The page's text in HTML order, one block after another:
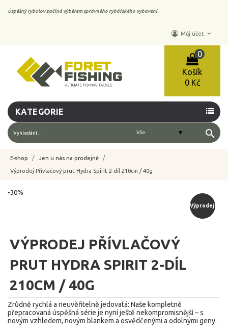
Úspěšný rybolov začíná výběrem správného rybářského vybavení.
Můj účet keyboard_arrow_down
Košík
0
0 Kč
KATEGORIE
search
E-shop Jen u nás na prodejně
Výprodej Přívlačový prut Hydra Spirit 2-díl 210cm / 40g
Výprodej!
-30%
VÝPRODEJ PŘÍVLAČOVÝ
PRUT HYDRA SPIRIT 2-DÍL
210CM / 40G
Zrůdně rychlá a neuvěřitelně jedovatá: Naše kompletně
přepracovaná úspěšná série je nyní ještě nekompromisnější – s
novým vzhledem, novým blankem a osvědčenými a odolnými geny.